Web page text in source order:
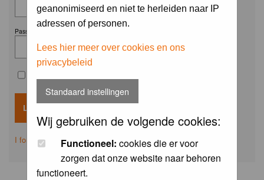
geanonimiseerd en niet te herleiden naar IP
adressen of personen.
Lees hier meer over cookies en ons
privacybeleid
Standaard instellingen
Wij gebruiken de volgende cookies:
Functioneel: cookies die er voor
zorgen dat onze website naar behoren
functioneert.
Password:
I forgot my password